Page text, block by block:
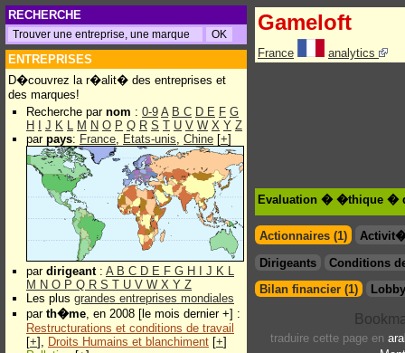
RECHERCHE
ENTREPRISES
D�couvrez la r�alit� des entreprises et
des marques!
Recherche par nom : 0-9 A B C D E F G
H
J K L M N O P Q R S T U V W X Y Z
par pays: France, Etats-unis, Chine [+]
par dirigeant: A B C D E F G H J K L
M N O P Q R S T U V W X Y Z
Les plus grandes entreprises mondiales
par th�me, en 2008 [le mois dernier +] :
Restructurations et conditions de travail
[+], Droits Humains et blanchiment [+]
Gameloft
France analytics
Evaluation � �thique �
Actionnaires (1)
Dirigeants
Conditions
Bilan financier (1)
traduire cette page en